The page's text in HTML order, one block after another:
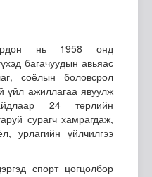
нь 1958 онд
багачуудын авьяас
соёлын боловсрол
үйл ажиллагаа явуулж
24 төрлийн
сурагч хамрагдаж,
урлагийн үйлчилгээ
спорт цогцолбор